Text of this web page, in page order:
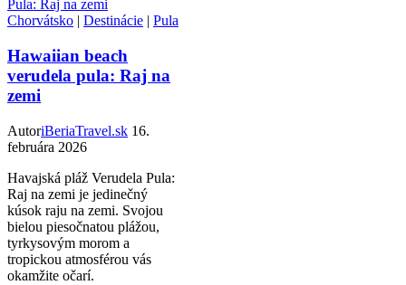
Chorvátsko | Destinácie | Pula
Hawaiian beach
verudela pula: Raj na
zemi
AutoriBeriaTravel.sk 16.
februára 2026
Havajská pláž Verudela Pula:
Raj na zemi je jedinečný
kúsok raju na zemi. Svojou
bielou piesočnatou plážou,
tyrkysovým morom a
tropickou atmosférou vás
okamžite očarí.